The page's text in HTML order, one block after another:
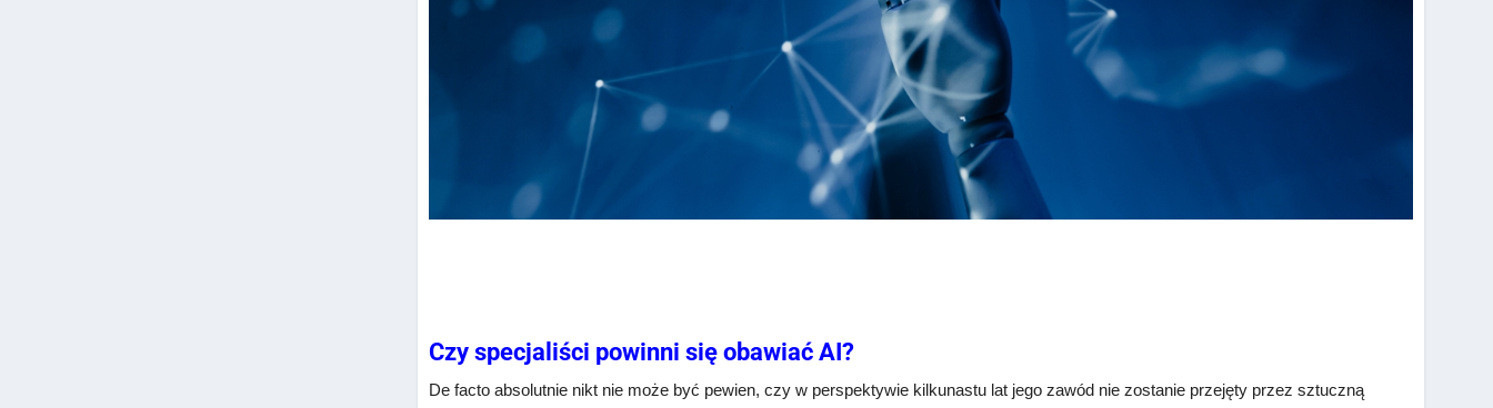
Czy specjaliści powinni się obawiać AI?
De facto absolutnie nikt nie może być pewien, czy w perspektywie kilkunastu lat jego zawód nie zostanie przejęty przez sztuczną